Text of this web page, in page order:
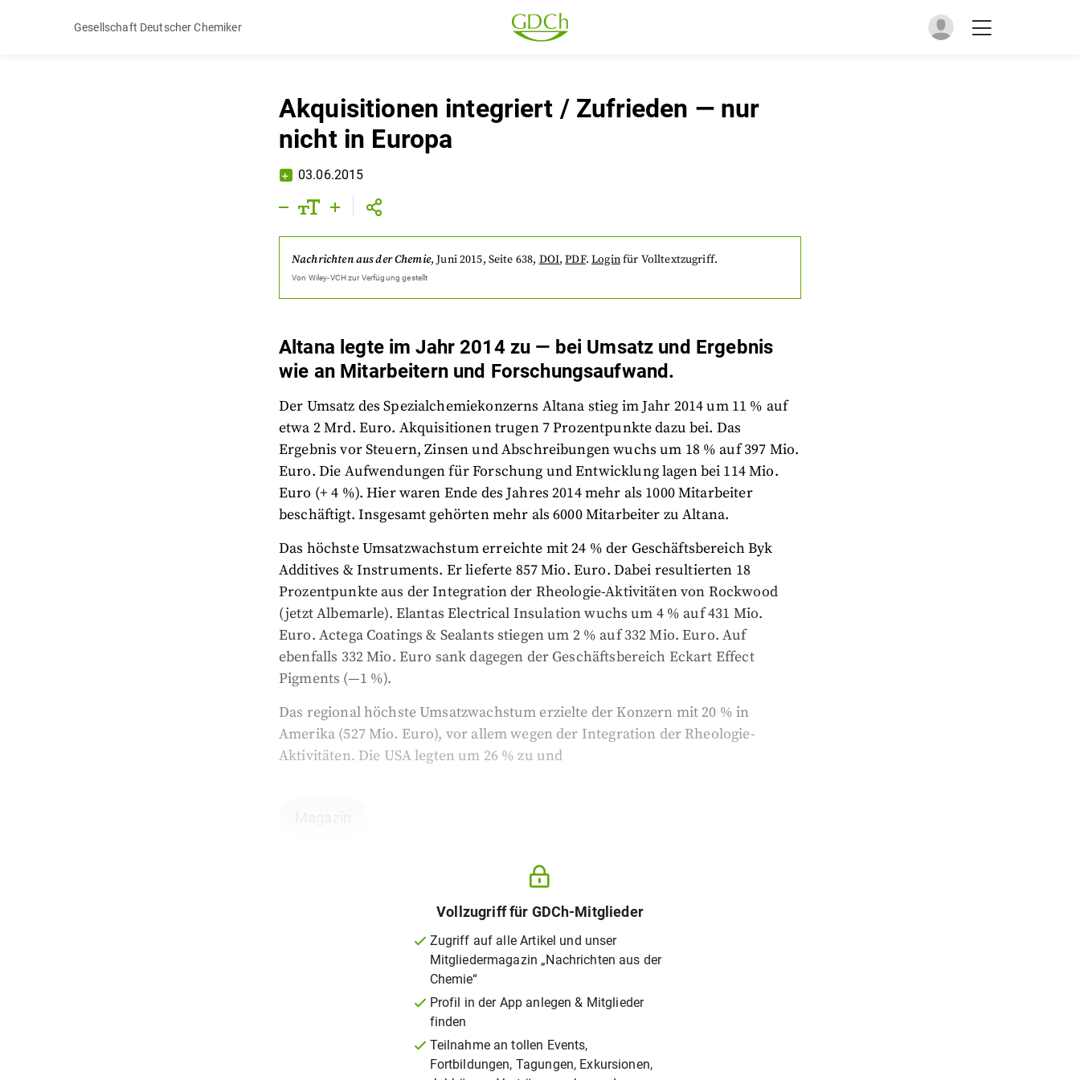
Gesellschaft Deutscher Chemiker
Akquisitionen integriert / Zufrieden — nur
nicht in Europa
03.06.2015
Nachrichten aus der Chemie,Juni 2015, Seite 638, DOI,PDF. Loginfür Volltextzugriff.
Von Wiley-VCHzur Verfügung gestellt
Altana legte im Jahr 2014 zu — bei Umsatz und Ergebnis
wie an Mitarbeitern und Forschungsaufwand.
Der Umsatz des Spezialchemiekonzerns Altana stieg im Jahr 2014 um 11 % auf
etwa 2 Mrd. Euro. Akquisitionen trugen 7 Prozentpunkte dazu bei. Das
Ergebnis vor Steuern, Zinsen und Abschreibungen wuchs um 18 % auf 397 Mio.
Euro. Die Aufwendungen für Forschung und Entwicklung lagen bei 114 Mio.
Euro (+ 4 %). Hier waren Ende des Jahres 2014 mehr als 1000 Mitarbeiter
beschäftigt. Insgesamt gehörten mehr als 6000 Mitarbeiter zu Altana.
Das höchste Umsatzwachstum erreichte mit 24 % der Geschäftsbereich Byk
Additives & Instruments. Er lieferte 857 Mio. Euro. Dabei resultierten 18
Prozentpunkte aus der Integration der Rheologie-Aktivitäten von Rockwood
(jetzt Albemarle). Elantas Electrical Insulation wuchs um 4 % auf 431 Mio.
Euro. Actega Coatings & Sealants stiegen um 2 % auf 332 Mio. Euro. Auf
ebenfalls 332 Mio. Euro sank dagegen der Geschäftsbereich Eckart Effect
Pigments (—1 %).
Das regional höchste Umsatzwachstum erzielte der Konzern mit 20 % in
Amerika (527 Mio. Euro), vor allem wegen der Integration der Rheologie-
Aktivitäten. Die USA legten um 26 % zu und
Vollzugriff für GDCh-Mitglieder
Zugriff auf alle Artikel und unser
Mitgliedermagazin „Nachrichten aus der
Chemie“
Profil in der App anlegen & Mitglieder
finden
Teilnahme an tollen Events,
Fortbildungen, Tagungen, Exkursionen,